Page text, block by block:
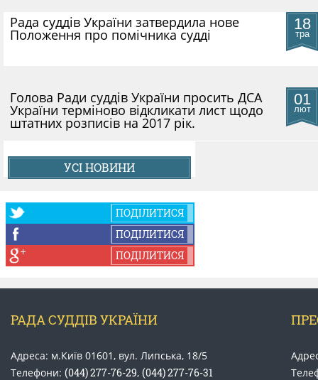
КОНТАКТИ
18
тра
Рада суддів України затвердила нове
Положення про помічника судді
01
лют
Голова Ради суддів України просить ДСА
України терміново відкликати лист щодо
штатних розписів на 2017 рік.
УСІ НОВИНИ
ПОДІЛИТИСЯ
ПОДІЛИТИСЯ
ПОДІЛИТИСЯ
РАДА СУДДІВ УКРАЇНИ
Адреса: м.Київ 01601, вул. Липська, 18/5
Телефони: (044) 277-76-29, (044) 277-76-31